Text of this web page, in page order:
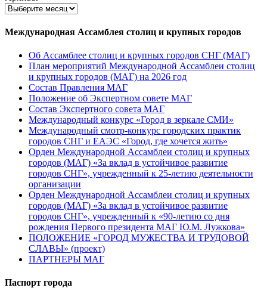
Международная Ассамблея столиц и крупных городов
Об Ассамблее столиц и крупных городов СНГ (МАГ)
План мероприятий Международной Ассамблеи столиц
и крупных городов (МАГ) на 2026 год
Состав Правления МАГ
Положение об Экспертном совете МАГ
Состав Экспертного совета МАГ
Международный конкурс «Город в зеркале СМИ»
Международный смотр-конкурс городских практик
городов СНГ и ЕАЭС «Город, где хочется жить»
Орден Международной Ассамблеи столиц и крупных
городов (МАГ) «За вклад в устойчивое развитие
городов СНГ», учрежденный к 25-летию деятельности
организации
Орден Международной Ассамблеи столиц и крупных
городов (МАГ) «За вклад в устойчивое развитие
городов СНГ», учрежденный к «90-летию со дня
рождения Первого президента МАГ Ю.М. Лужкова»
ПОЛОЖЕНИЕ «ГОРОД МУЖЕСТВА И ТРУДОВОЙ
СЛАВЫ» (проект)
ПАРТНЕРЫ МАГ
Паспорт города